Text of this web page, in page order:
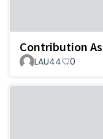
Contribution
LAU44 0